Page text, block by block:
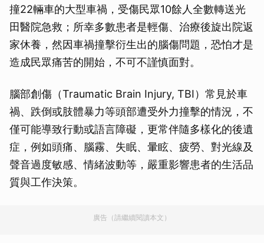
撞22輛車的大型車禍，受傷民眾10餘人全數轉送光
田醫院急救；所幸多數患者是輕傷、治療後旋出院返
家休養，然因車禍撞擊衍生出的腦傷問題，恐怕才是
造成民眾痛苦的開始，不可不謹慎面對。
腦部創傷（Traumatic Brain Injury, TBI）常見於車
禍、跌倒或肢體暴力等頭部遭受外力撞擊的情況，不
僅可能導致行動或語言障礙，更常伴隨多樣化的後遺
症，例如頭痛、腦霧、失眠、暈眩、疲勞、對光線及
聲音過度敏感、情緒波動等，嚴重影響患者的生活品
質與工作決策。
廣告（請繼續閱讀本文）